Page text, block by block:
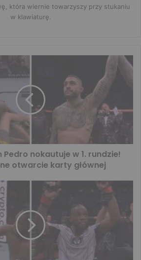
która wiernie towarzyszy przy stukaniu
w klawiaturę.
Pedro nokautuje w 1. rundzie!
otwarcie karty głównej